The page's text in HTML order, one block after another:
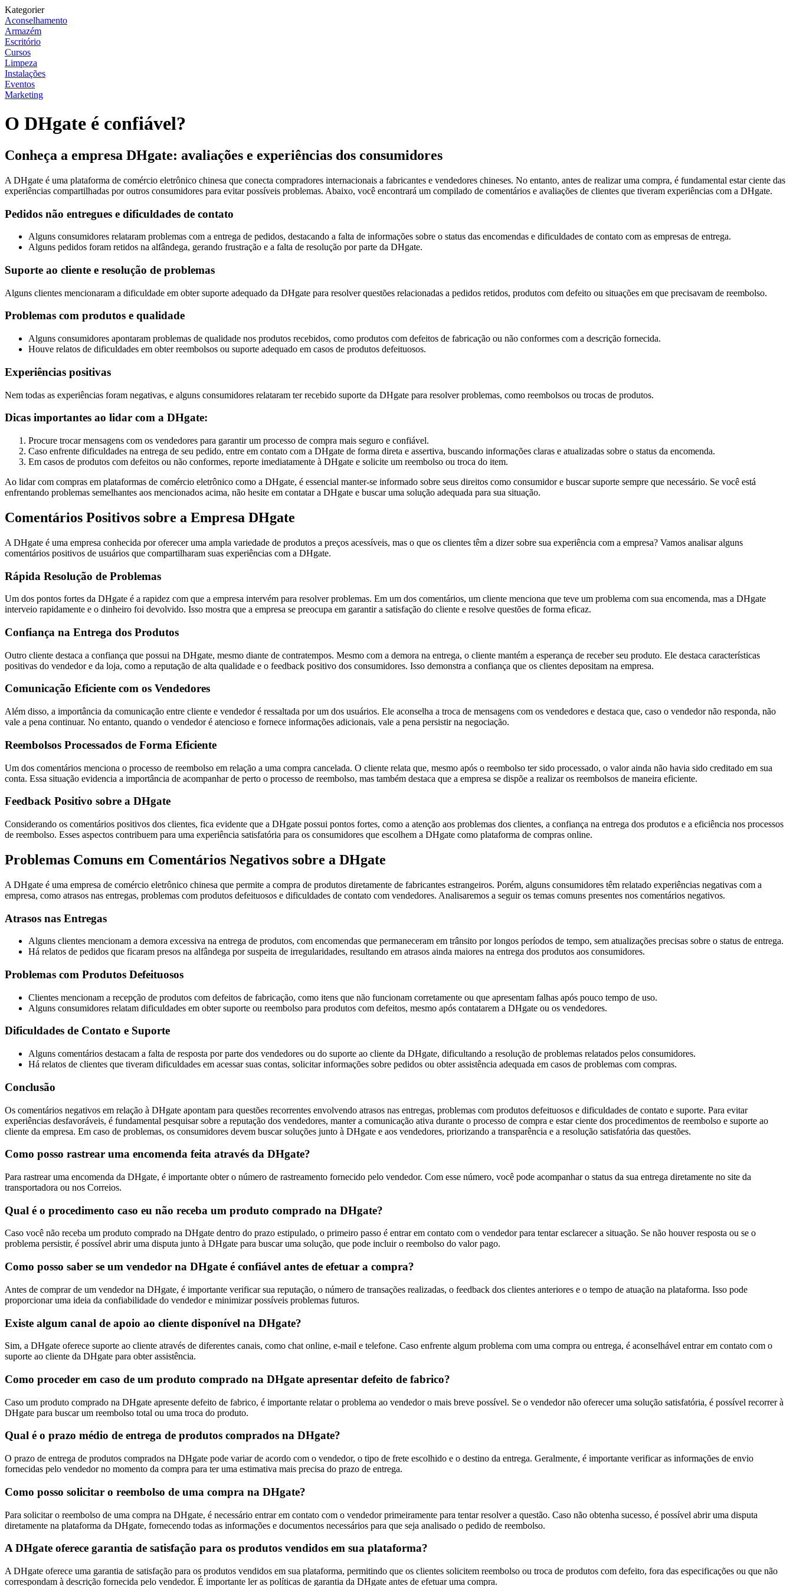
Kategorier
Aconselhamento
Armazém
Escritório
Cursos
Limpeza
Instalações
Eventos
Marketing
O DHgate é confiável?
Conheça a empresa DHgate: avaliações e experiências dos consumidores
A DHgate é uma plataforma de comércio eletrônico chinesa que conecta compradores internacionais a fabricantes e vendedores chineses. No entanto, antes de realizar uma compra, é fundamental estar ciente das
experiências compartilhadas por outros consumidores para evitar possíveis problemas. Abaixo, você encontrará um compilado de comentários e avaliações de clientes que tiveram experiências com a DHgate.
Pedidos não entregues e dificuldades de contato
Alguns consumidores relataram problemas com a entrega de pedidos, destacando a falta de informações sobre o status das encomendas e dificuldades de contato com as empresas de entrega.
Alguns pedidos foram retidos na alfândega, gerando frustração e a falta de resolução por parte da DHgate.
Suporte ao cliente e resolução de problemas
Alguns clientes mencionaram a dificuldade em obter suporte adequado da DHgate para resolver questões relacionadas a pedidos retidos, produtos com defeito ou situações em que precisavam de reembolso.
Problemas com produtos e qualidade
Alguns consumidores apontaram problemas de qualidade nos produtos recebidos, como produtos com defeitos de fabricação ou não conformes com a descrição fornecida.
Houve relatos de dificuldades em obter reembolsos ou suporte adequado em casos de produtos defeituosos.
Experiências positivas
Nem todas as experiências foram negativas, e alguns consumidores relataram ter recebido suporte da DHgate para resolver problemas, como reembolsos ou trocas de produtos.
Dicas importantes ao lidar com a DHgate:
Procure trocar mensagens com os vendedores para garantir um processo de compra mais seguro e confiável.
Caso enfrente dificuldades na entrega de seu pedido, entre em contato com a DHgate de forma direta e assertiva, buscando informações claras e atualizadas sobre o status da encomenda.
Em casos de produtos com defeitos ou não conformes, reporte imediatamente à DHgate e solicite um reembolso ou troca do item.
Ao lidar com compras em plataformas de comércio eletrônico como a DHgate, é essencial manter-se informado sobre seus direitos como consumidor e buscar suporte sempre que necessário. Se você está
enfrentando problemas semelhantes aos mencionados acima, não hesite em contatar a DHgate e buscar uma solução adequada para sua situação.
Comentários Positivos sobre a Empresa DHgate
A DHgate é uma empresa conhecida por oferecer uma ampla variedade de produtos a preços acessíveis, mas o que os clientes têm a dizer sobre sua experiência com a empresa? Vamos analisar alguns
comentários positivos de usuários que compartilharam suas experiências com a DHgate.
Rápida Resolução de Problemas
Um dos pontos fortes da DHgate é a rapidez com que a empresa intervém para resolver problemas. Em um dos comentários, um cliente menciona que teve um problema com sua encomenda, mas a DHgate
interveio rapidamente e o dinheiro foi devolvido. Isso mostra que a empresa se preocupa em garantir a satisfação do cliente e resolve questões de forma eficaz.
Confiança na Entrega dos Produtos
Outro cliente destaca a confiança que possui na DHgate, mesmo diante de contratempos. Mesmo com a demora na entrega, o cliente mantém a esperança de receber seu produto. Ele destaca características
positivas do vendedor e da loja, como a reputação de alta qualidade e o feedback positivo dos consumidores. Isso demonstra a confiança que os clientes depositam na empresa.
Comunicação Eficiente com os Vendedores
Além disso, a importância da comunicação entre cliente e vendedor é ressaltada por um dos usuários. Ele aconselha a troca de mensagens com os vendedores e destaca que, caso o vendedor não responda, não
vale a pena continuar. No entanto, quando o vendedor é atencioso e fornece informações adicionais, vale a pena persistir na negociação.
Reembolsos Processados de Forma Eficiente
Um dos comentários menciona o processo de reembolso em relação a uma compra cancelada. O cliente relata que, mesmo após o reembolso ter sido processado, o valor ainda não havia sido creditado em sua
conta. Essa situação evidencia a importância de acompanhar de perto o processo de reembolso, mas também destaca que a empresa se dispõe a realizar os reembolsos de maneira eficiente.
Feedback Positivo sobre a DHgate
Considerando os comentários positivos dos clientes, fica evidente que a DHgate possui pontos fortes, como a atenção aos problemas dos clientes, a confiança na entrega dos produtos e a eficiência nos processos
de reembolso. Esses aspectos contribuem para uma experiência satisfatória para os consumidores que escolhem a DHgate como plataforma de compras online.
Problemas Comuns em Comentários Negativos sobre a DHgate
A DHgate é uma empresa de comércio eletrônico chinesa que permite a compra de produtos diretamente de fabricantes estrangeiros. Porém, alguns consumidores têm relatado experiências negativas com a
empresa, como atrasos nas entregas, problemas com produtos defeituosos e dificuldades de contato com vendedores. Analisaremos a seguir os temas comuns presentes nos comentários negativos.
Atrasos nas Entregas
Alguns clientes mencionam a demora excessiva na entrega de produtos, com encomendas que permaneceram em trânsito por longos períodos de tempo, sem atualizações precisas sobre o status de entrega.
Há relatos de pedidos que ficaram presos na alfândega por suspeita de irregularidades, resultando em atrasos ainda maiores na entrega dos produtos aos consumidores.
Problemas com Produtos Defeituosos
Clientes mencionam a recepção de produtos com defeitos de fabricação, como itens que não funcionam corretamente ou que apresentam falhas após pouco tempo de uso.
Alguns consumidores relatam dificuldades em obter suporte ou reembolso para produtos com defeitos, mesmo após contatarem a DHgate ou os vendedores.
Dificuldades de Contato e Suporte
Alguns comentários destacam a falta de resposta por parte dos vendedores ou do suporte ao cliente da DHgate, dificultando a resolução de problemas relatados pelos consumidores.
Há relatos de clientes que tiveram dificuldades em acessar suas contas, solicitar informações sobre pedidos ou obter assistência adequada em casos de problemas com compras.
Conclusão
Os comentários negativos em relação à DHgate apontam para questões recorrentes envolvendo atrasos nas entregas, problemas com produtos defeituosos e dificuldades de contato e suporte. Para evitar
experiências desfavoráveis, é fundamental pesquisar sobre a reputação dos vendedores, manter a comunicação ativa durante o processo de compra e estar ciente dos procedimentos de reembolso e suporte ao
cliente da empresa. Em caso de problemas, os consumidores devem buscar soluções junto à DHgate e aos vendedores, priorizando a transparência e a resolução satisfatória das questões.
Como posso rastrear uma encomenda feita através da DHgate?
Para rastrear uma encomenda da DHgate, é importante obter o número de rastreamento fornecido pelo vendedor. Com esse número, você pode acompanhar o status da sua entrega diretamente no site da
transportadora ou nos Correios.
Qual é o procedimento caso eu não receba um produto comprado na DHgate?
Caso você não receba um produto comprado na DHgate dentro do prazo estipulado, o primeiro passo é entrar em contato com o vendedor para tentar esclarecer a situação. Se não houver resposta ou se o
problema persistir, é possível abrir uma disputa junto à DHgate para buscar uma solução, que pode incluir o reembolso do valor pago.
Como posso saber se um vendedor na DHgate é confiável antes de efetuar a compra?
Antes de comprar de um vendedor na DHgate, é importante verificar sua reputação, o número de transações realizadas, o feedback dos clientes anteriores e o tempo de atuação na plataforma. Isso pode
proporcionar uma ideia da confiabilidade do vendedor e minimizar possíveis problemas futuros.
Existe algum canal de apoio ao cliente disponível na DHgate?
Sim, a DHgate oferece suporte ao cliente através de diferentes canais, como chat online, e-mail e telefone. Caso enfrente algum problema com uma compra ou entrega, é aconselhável entrar em contato com o
suporte ao cliente da DHgate para obter assistência.
Como proceder em caso de um produto comprado na DHgate apresentar defeito de fabrico?
Caso um produto comprado na DHgate apresente defeito de fabrico, é importante relatar o problema ao vendedor o mais breve possível. Se o vendedor não oferecer uma solução satisfatória, é possível recorrer à
DHgate para buscar um reembolso total ou uma troca do produto.
Qual é o prazo médio de entrega de produtos comprados na DHgate?
O prazo de entrega de produtos comprados na DHgate pode variar de acordo com o vendedor, o tipo de frete escolhido e o destino da entrega. Geralmente, é importante verificar as informações de envio
fornecidas pelo vendedor no momento da compra para ter uma estimativa mais precisa do prazo de entrega.
Como posso solicitar o reembolso de uma compra na DHgate?
Para solicitar o reembolso de uma compra na DHgate, é necessário entrar em contato com o vendedor primeiramente para tentar resolver a questão. Caso não obtenha sucesso, é possível abrir uma disputa
diretamente na plataforma da DHgate, fornecendo todas as informações e documentos necessários para que seja analisado o pedido de reembolso.
A DHgate oferece garantia de satisfação para os produtos vendidos em sua plataforma?
A DHgate oferece uma garantia de satisfação para os produtos vendidos em sua plataforma, permitindo que os clientes solicitem reembolso ou troca de produtos com defeito, fora das especificações ou que não
correspondam à descrição fornecida pelo vendedor. É importante ler as políticas de garantia da DHgate antes de efetuar uma compra.